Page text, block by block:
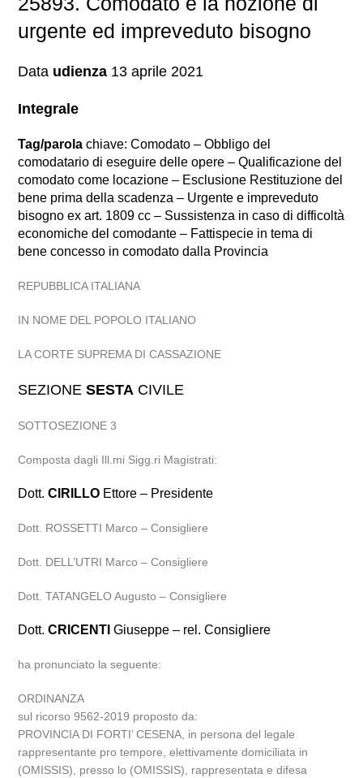
urgente ed impreveduto bisogno
Data udienza 13 aprile 2021
Integrale
Tag/parola chiave: Comodato – Obbligo del
comodatario di eseguire delle opere – Qualificazione del
comodato come locazione – Esclusione Restituzione del
bene prima della scadenza – Urgente e impreveduto
bisogno ex art. 1809 cc – Sussistenza in caso di difficoltà
economiche del comodante – Fattispecie in tema di
bene concesso in comodato dalla Provincia
REPUBBLICA ITALIANA
IN NOME DEL POPOLO ITALIANO
LA CORTE SUPREMA DI CASSAZIONE
SEZIONESESTA CIVILE
SOTTOSEZIONE 3
Composta dagli Ill.mi Sigg.ri Magistrati:
Dott.CIRILLO Ettore – Presidente
Dott. ROSSETTI Marco – Consigliere
Dott. DELL’UTRI Marco – Consigliere
Dott. TATANGELO Augusto – Consigliere
Dott.CRICENTI Giuseppe – rel. Consigliere
ha pronunciato la seguente:
ORDINANZA
sul ricorso 9562-2019 proposto da:
PROVINCIA DI FORTI’ CESENA, in persona del legale
rappresentante pro tempore, elettivamente domiciliata in
(OMISSIS), presso lo (OMISSIS), rappresentata e difesa